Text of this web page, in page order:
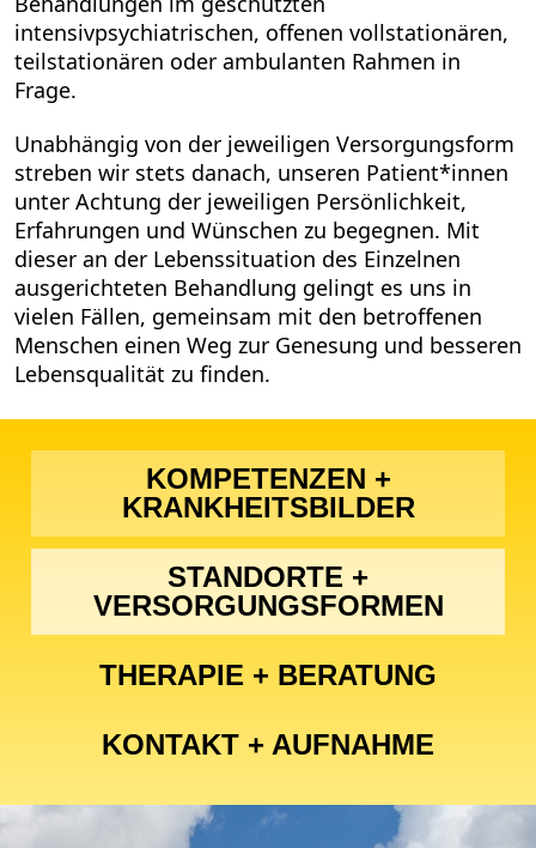
intensivpsychiatrischen, offenen vollstationären,
teilstationären oder ambulanten Rahmen in
Frage.
Unabhängig von der jeweiligen Versorgungsform
streben wir stets danach, unseren Patient*innen
unter Achtung der jeweiligen Persönlichkeit,
Erfahrungen und Wünschen zu begegnen. Mit
dieser an der Lebenssituation des Einzelnen
ausgerichteten Behandlung gelingt es uns in
vielen Fällen, gemeinsam mit den betroffenen
Menschen einen Weg zur Genesung und besseren
Lebensqualität zu finden.
KOMPETENZEN +
KRANKHEITSBILDER
STANDORTE +
VERSORGUNGSFORMEN
THERAPIE + BERATUNG
KONTAKT + AUFNAHME